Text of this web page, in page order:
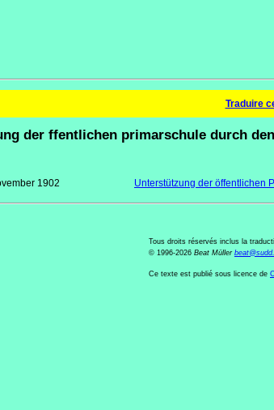
Traduire
der ffentlichen primarschule durch
1902 Unterstützung der öffentlichen
Tous droits réservés inclus la
© 1996-2026 Beat Müller beat@sudd.
Ce texte est publié sous licence de